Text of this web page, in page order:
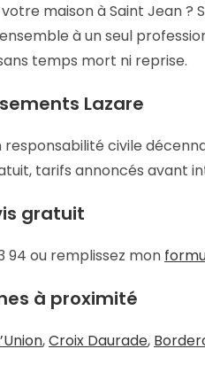
maison à Saint Jean
à un seul
temps mort ni reprise.
Lazare
responsabilité civile
tarifs annoncés avant
gratuit
94 ou remplissez mon
à proximité
,Croix Daurade,